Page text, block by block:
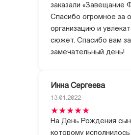
заказали «Завещание
Спасибо огромное за
организацию и
сюжет. Спасибо вам за
замечательный день!
Инна Сергеева
13.01.2022
На День Рождения
которому